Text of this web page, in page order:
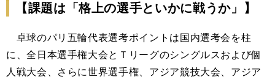
【課題は「格上の選手といかに戦うか」】
卓球のパリ五輪代表選考ポイントは国内選考会を柱
に、全日本選手権大会とＴリーグのシングルスおよび個
人戦大会、さらに世界選手権、アジア競技大会、アジア